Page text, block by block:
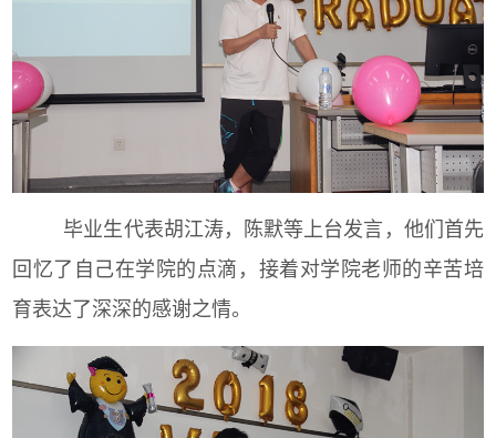
毕业生代表胡江涛，陈默等上台发言，他们首先
回忆了自己在学院的点滴，接着对学院老师的辛苦培
育表达了深深的感谢之情。